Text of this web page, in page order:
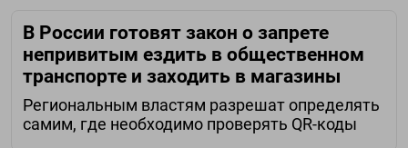
В России готовят закон о запрете
непривитым ездить в общественном
транспорте и заходить в магазины
Региональным властям разрешат определять
самим, где необходимо проверять QR-коды